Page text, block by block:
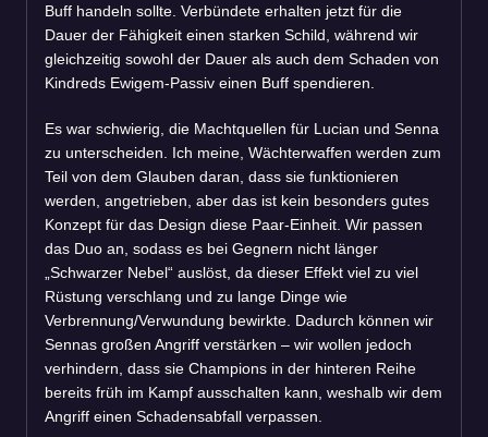
Buff handeln sollte. Verbündete erhalten jetzt für die
Dauer der Fähigkeit einen starken Schild, während wir
gleichzeitig sowohl der Dauer als auch dem Schaden von
Kindreds Ewigem-Passiv einen Buff spendieren.
Es war schwierig, die Machtquellen für Lucian und Senna
zu unterscheiden. Ich meine, Wächterwaffen werden zum
Teil von dem Glauben daran, dass sie funktionieren
werden, angetrieben, aber das ist kein besonders gutes
Konzept für das Design diese Paar-Einheit. Wir passen
das Duo an, sodass es bei Gegnern nicht länger
„Schwarzer Nebel“ auslöst, da dieser Effekt viel zu viel
Rüstung verschlang und zu lange Dinge wie
Verbrennung/Verwundung bewirkte. Dadurch können wir
Sennas großen Angriff verstärken – wir wollen jedoch
verhindern, dass sie Champions in der hinteren Reihe
bereits früh im Kampf ausschalten kann, weshalb wir dem
Angriff einen Schadensabfall verpassen.